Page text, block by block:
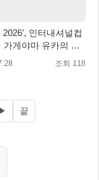
2026’, 인터내셔널컵
게야마 유카의 특
카드 등장!
조회 118
끝